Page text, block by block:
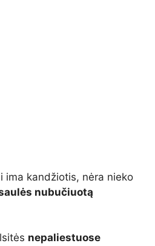
ima kandžiotis, nėra nieko
nubučiuotą
nepaliestuose